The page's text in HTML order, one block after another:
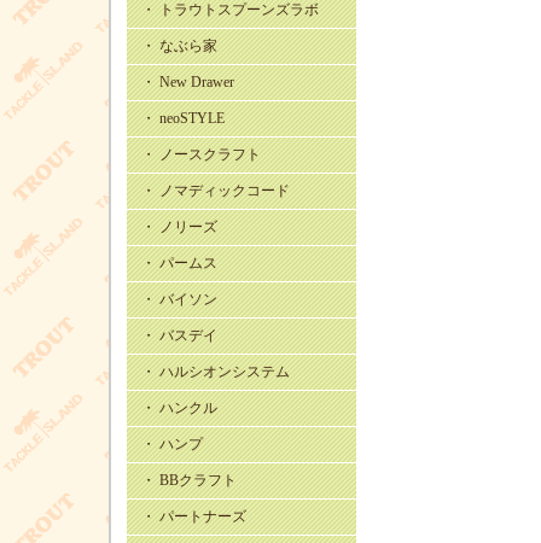
・ トラウトスプーンズラボ
・ なぶら家
・ New Drawer
・ neoSTYLE
・ ノースクラフト
・ ノマディックコード
・ ノリーズ
・ パームス
・ バイソン
・ バスデイ
・ ハルシオンシステム
・ ハンクル
・ ハンプ
・ BBクラフト
・ パートナーズ